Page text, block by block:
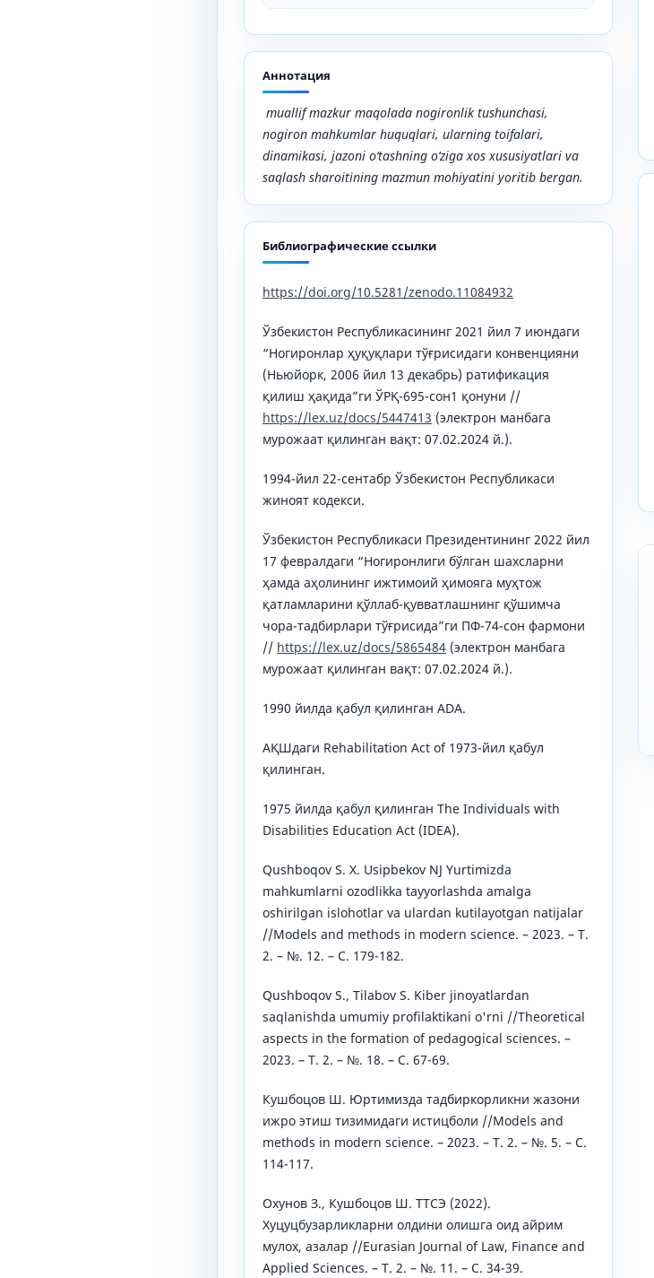
Аннотация
muallif mazkur maqolada nogironlik tushunchasi,
nogiron mahkumlar huquqlari, ularning toifalari,
dinamikasi, jazoni o‘tashning o‘ziga xos xususiyatlari va
saqlash sharoitining mazmun mohiyatini yoritib bergan.
Библиографические ссылки
https://doi.org/10.5281/zenodo.11084932
Ўзбекистон Республикасининг 2021 йил 7 июндаги
“Ногиронлар ҳуқуқлари тўғрисидаги конвенцияни
(Ньюйорк, 2006 йил 13 декабрь) ратификация
қилиш ҳақида”ги ЎРҚ-695-сон1 қонуни //
https://lex.uz/docs/5447413 (электрон манбага
мурожаат қилинган вақт: 07.02.2024 й.).
1994-йил 22-сентабр Ўзбекистон Республикаси
жиноят кодекси.
Ўзбекистон Республикаси Президентининг 2022 йил
17 февралдаги “Ногиронлиги бўлган шахсларни
ҳамда аҳолининг ижтимоий ҳимояга муҳтож
қатламларини қўллаб-қувватлашнинг қўшимча
чора-тадбирлари тўғрисида”ги ПФ-74-сон фармони
// https://lex.uz/docs/5865484 (электрон манбага
мурожаат қилинган вақт: 07.02.2024 й.).
1990 йилда қабул қилинган ADA.
АҚШдаги Rehabilitation Act of 1973-йил қабул
қилинган.
1975 йилда қабул қилинган The Individuals with
Disabilities Education Act (IDEA).
Qushboqov S. X. Usipbekov NJ Yurtimizda
mahkumlarni ozodlikka tayyorlashda amalga
oshirilgan islohotlar va ulardan kutilayotgan natijalar
//Models and methods in modern science. – 2023. – Т.
2. – №. 12. – С. 179-182.
Qushboqov S., Tilabov S. Kiber jinoyatlardan
saqlanishda umumiy profilaktikani o'rni //Theoretical
aspects in the formation of pedagogical sciences. –
2023. – Т. 2. – №. 18. – С. 67-69.
Кушбоцов Ш. Юртимизда тадбиркорликни жазони
ижро этиш тизимидаги истицболи //Models and
methods in modern science. – 2023. – Т. 2. – №. 5. – С.
114-117.
Охунов З., Кушбоцов Ш. ТТСЭ (2022).
Хуцуцбузарликларни олдини олишга оид айрим
мулох, азалар //Eurasian Journal of Law, Finance and
Applied Sciences. – Т. 2. – №. 11. – С. 34-39.